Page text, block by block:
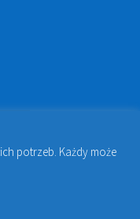
potrzeb. Każdy może